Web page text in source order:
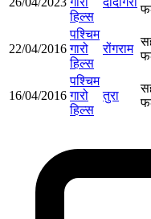
हिल्स
22/04/2016
पश्चिम
गारो
हिल्स
रोंगराम
16/04/2016
पश्चिम
गारो
हिल्स
तुरा